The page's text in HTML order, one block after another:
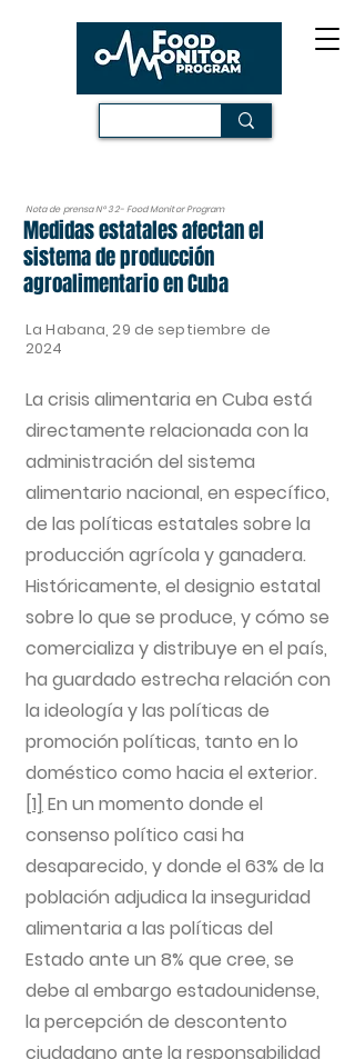
Nota de prensa N° 32- Food Monitor Program
Medidas estatales afectan el
sistema de producción
agroalimentario en Cuba
La Habana, 29 de septiembre de
2024
La crisis alimentaria en Cuba está
directamente relacionada con la
administración del sistema
alimentario nacional, en específico,
de las políticas estatales sobre la
producción agrícola y ganadera.
Históricamente, el designio estatal
sobre lo que se produce, y cómo se
comercializa y distribuye en el país,
ha guardado estrecha relación con
la ideología y las políticas de
promoción políticas, tanto en lo
doméstico como hacia el exterior.
[1] En un momento donde el
consenso político casi ha
desaparecido, y donde el 63% de la
población adjudica la inseguridad
alimentaria a las políticas del
Estado ante un 8% que cree, se
debe al embargo estadounidense,
la percepción de descontento
ciudadano ante la responsabilidad